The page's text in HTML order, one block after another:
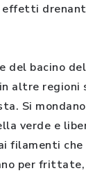
effetti
del bacino
altre regioni
Si
verde e
filamenti che
per